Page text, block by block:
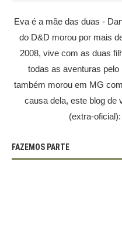
Eva é a mãe das duas -
do D&D morou por mais
2008, vive com as duas
todas as aventuras
também morou em MG
causa dela, este blog de
(extra-
FAZEMOS PARTE